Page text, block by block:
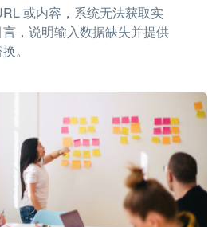
或内容，系统无法获取实
，说明输入数据缺失并提供
。